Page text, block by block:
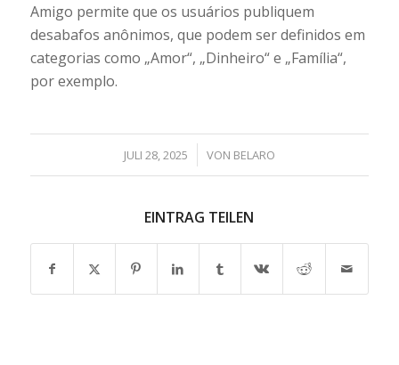
Amigo permite que os usuários publiquem
desabafos anônimos, que podem ser definidos em
categorias como „Amor“, „Dinheiro“ e „Família“,
por exemplo.
JULI 28, 2025
/ VON BELARO
EINTRAG TEILEN